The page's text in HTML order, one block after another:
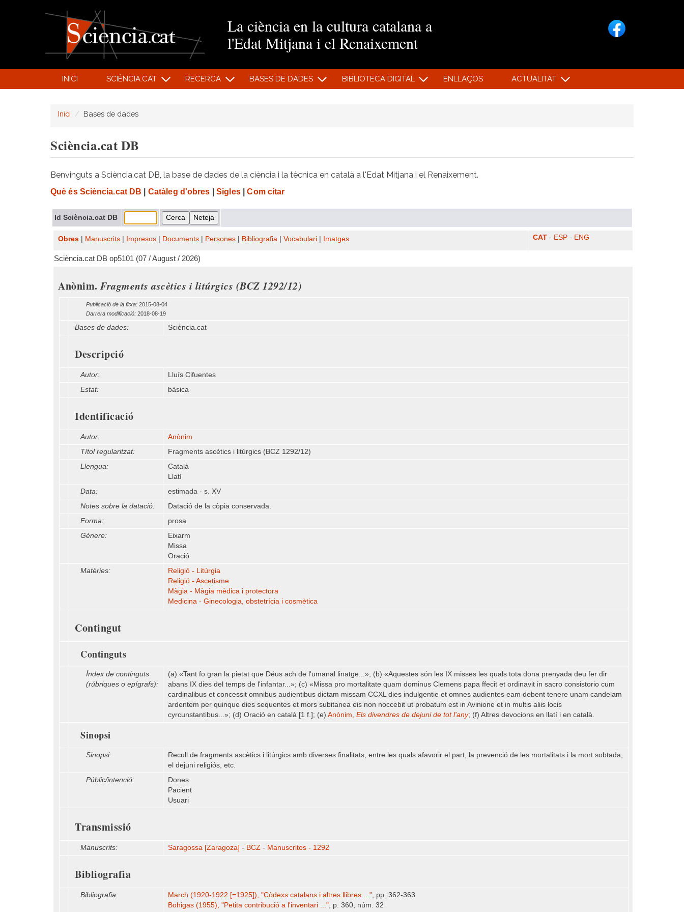
La ciència en la cultura catalana a
l'Edat Mitjana i el Renaixement
INICI SCIÈNCIA.CAT RECERCA BASES DE DADES BIBLIOTECA DIGITAL ENLLAÇOS ACTUALITAT
Inici Bases de dades
Sciència.cat DB
Benvinguts a Sciència.cat DB, la base de dades de la ciència i la tècnica en català a l'Edat Mitjana i el Renaixement.
Què és Sciència.cat DB Catàleg d'obres Sigles| Com citar
Id Sciència.cat DB
Obres Manuscrits Impresos Documents Persones Bibliografia Vocabulari Imatges CAT - ESP - ENG
Sciència.cat DB op5101 (07 / August / 2026)
Anònim.Fragments ascètics i litúrgics (BCZ 1292/12)
Publicació de la fitxa: 2015-08-04
Darrera modificació: 2018-08-19
Bases de dades: Sciència.cat
Descripció
Autor:
Lluís Cifuentes
Estat:
bàsica
Identificació
Autor:
Anònim
Títol regularitzat:
Fragments ascètics i litúrgics (BCZ 1292/12)
Llengua:
Català
Llatí
Data:
estimada - s. XV
Notes sobre la datació:
Datació de la còpia conservada.
Forma:
prosa
Gènere:
Eixarm
Missa
Oració
Matèries:
Religió - Litúrgia
Religió - Ascetisme
Màgia - Màgia mèdica i protectora
Medicina - Ginecologia, obstetrícia i cosmètica
Contingut
Continguts
Índex de continguts
(rúbriques o epígrafs):
(a) «Tant fo gran la pietat que Déus ach de l'umanal linatge...»; (b) «Aquestes són les IX misses les quals tota dona prenyada deu fer dir
abans IX dies del temps de l'infantar...»; (c) «Missa pro mortalitate quam dominus Clemens papa ffecit et ordinavit in sacro consistorio cum
cardinalibus et concessit omnibus audientibus dictam missam CCXL dies indulgentie et omnes audientes eam debent tenere unam candelam
ardentem per quinque dies sequentes et mors subitanea eis non noccebit ut probatum est in Avinione et in multis aliis locis
cyrcunstantibus...»; (d) Oració en català [1 f.]; (e) Anònim, Els divendres de dejuni de tot l'any; (f) Altres devocions en llatí i en català.
Sinopsi
Sinopsi:
Recull de fragments ascètics i litúrgics amb diverses finalitats, entre les quals afavorir el part, la prevenció de les mortalitats i la mort sobtada,
el dejuni religiós, etc.
Públic/intenció:
Dones
Pacient
Usuari
Transmissió
Manuscrits: Saragossa [Zaragoza] - BCZ - Manuscritos - 1292
Bibliografia
Bibliografia: March (1920-1922 [=1925]), "Còdexs catalans i altres llibres ...", pp. 362-363
Bohigas (1955), "Petita contribució a l'inventari ...", p. 360, núm. 32